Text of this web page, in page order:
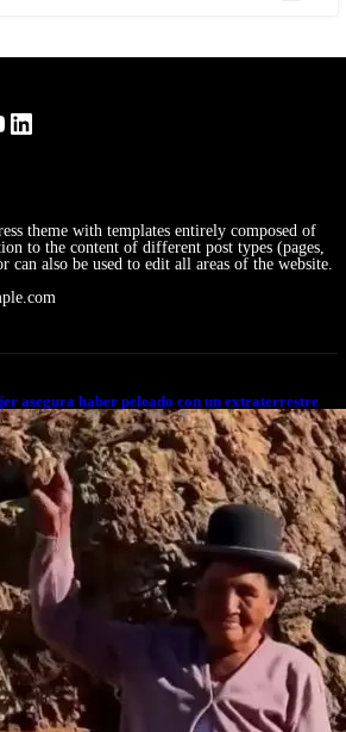
LinkedIn
theme with templates entirely composed of
to the content of different post types (pages,
can also be used to edit all areas of the website.
asegura haber peleado con un extraterrestre
cuerpo